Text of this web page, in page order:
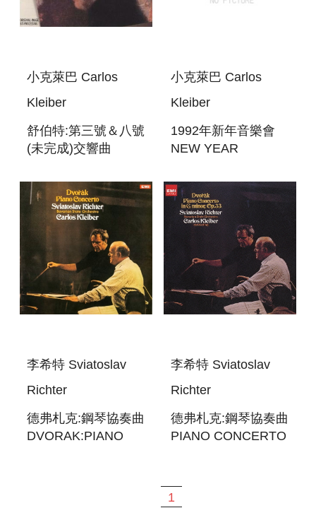
小克萊巴 Carlos
Kleiber
舒伯特:第三號＆八號
(未完成)交響曲
NOS.3 ＆
8(UNFINISHED)
小克萊巴 Carlos
Kleiber
1992年新年音樂會
NEW YEAR
李希特 Sviatoslav
Richter
德弗札克:鋼琴協奏曲
DVORAK:PIANO
李希特 Sviatoslav
Richter
德弗札克:鋼琴協奏曲
PIANO CONCERTO
1